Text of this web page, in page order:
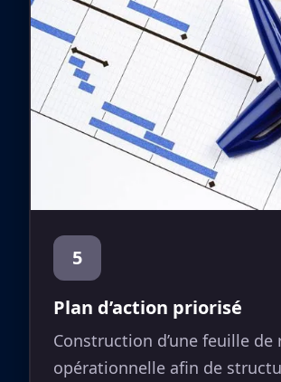
5
Plan d’action priorisé
Construction d’une feuille de
opérationnelle afin de